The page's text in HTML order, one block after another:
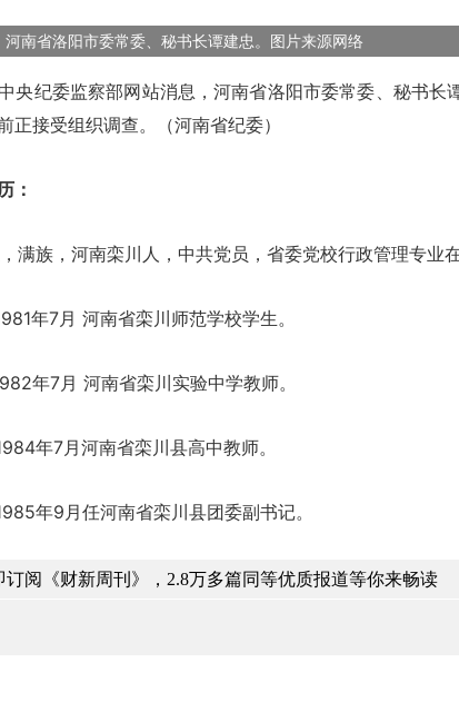
河南省洛阳市委常委、秘书长谭建忠。图片来源网络
央纪委监察部网站消息，河南省洛阳市委常委、秘书长
正接受组织调查。（河南省纪委）
：
族，河南栾川人，中共党员，省委党校行政管理专业在
年7月 河南省栾川师范学校学生。
年7月 河南省栾川实验中学教师。
年7月河南省栾川县高中教师。
年9月任河南省栾川县团委副书记。
订阅《财新周刊》，2.8万多篇同等优质报道等你来畅读